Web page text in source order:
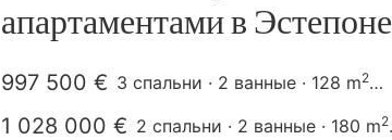
апартаментами в Эстепоне
997 500 € 3 спальни · 2 ванные · 128 m2
1 028 000 € 2 спальни · 2 ванные · 180 m2